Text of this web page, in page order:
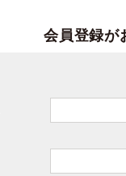
会員登録が